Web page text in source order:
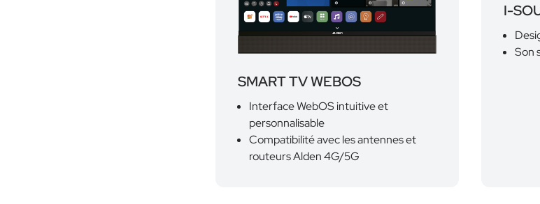
SMART TV WEBOS
Interface WebOS intuitive et
personnalisable
Compatibilité avec les antennes et
routeurs Alden 4G/5G
I-
Son